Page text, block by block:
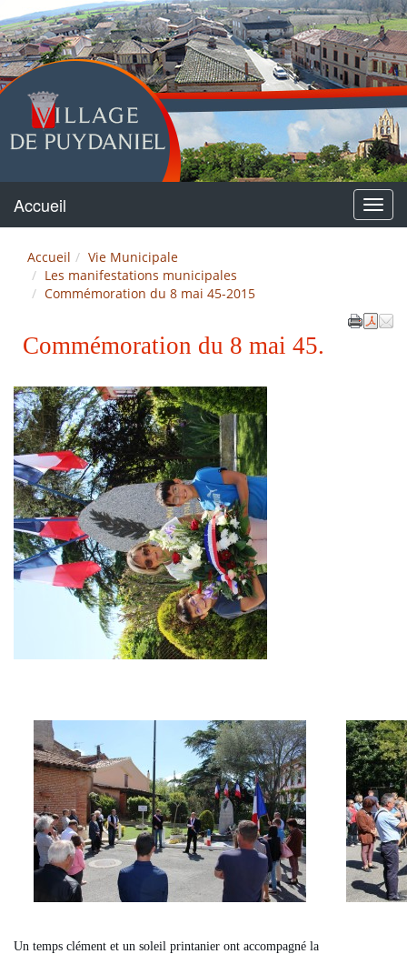
Puydaniel
Menu
Accueil
Accueil
Vie Municipale
Les manifestations municipales
Commémoration du 8 mai 45-2015
Commémoration du 8 mai 45.
Un temps clément et un soleil printanier ont accompagné la